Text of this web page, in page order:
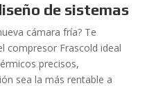
de sistemas
cámara fría? Te
compresor Frascold ideal
precisos,
sea la más rentable a